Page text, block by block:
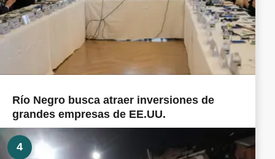
Río Negro busca atraer inversiones de
grandes empresas de EE.UU.
4